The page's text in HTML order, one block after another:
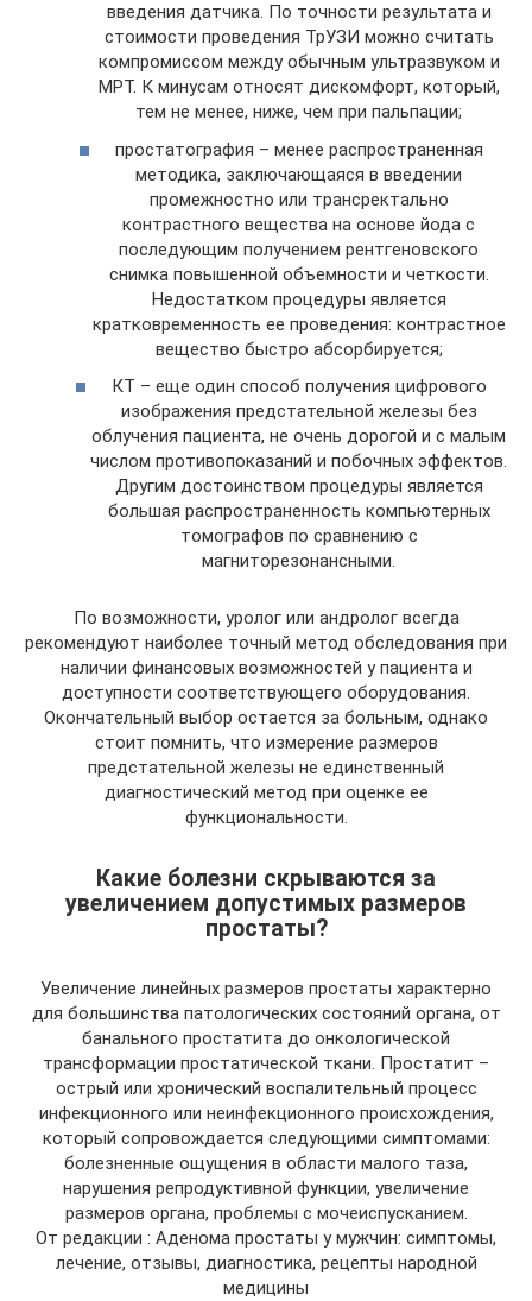
введения датчика. По точности результата и
стоимости проведения ТрУЗИ можно считать
компромиссом между обычным ультразвуком и
МРТ. К минусам относят дискомфорт, который,
тем не менее, ниже, чем при пальпации;
простатография – менее распространенная
методика, заключающаяся в введении
промежностно или трансректально
контрастного вещества на основе йода с
последующим получением рентгеновского
снимка повышенной объемности и четкости.
Недостатком процедуры является
кратковременность ее проведения: контрастное
вещество быстро абсорбируется;
КТ – еще один способ получения цифрового
изображения предстательной железы без
облучения пациента, не очень дорогой и с малым
числом противопоказаний и побочных эффектов.
Другим достоинством процедуры является
большая распространенность компьютерных
томографов по сравнению с
магниторезонансными.
По возможности, уролог или андролог всегда
рекомендуют наиболее точный метод обследования при
наличии финансовых возможностей у пациента и
доступности соответствующего оборудования.
Окончательный выбор остается за больным, однако
стоит помнить, что измерение размеров
предстательной железы не единственный
диагностический метод при оценке ее
функциональности.
Какие болезни скрываются за
увеличением допустимых размеров
простаты?
Увеличение линейных размеров простаты характерно
для большинства патологических состояний органа, от
банального простатита до онкологической
трансформации простатической ткани. Простатит –
острый или хронический воспалительный процесс
инфекционного или неинфекционного происхождения,
который сопровождается следующими симптомами:
болезненные ощущения в области малого таза,
нарушения репродуктивной функции, увеличение
размеров органа, проблемы с мочеиспусканием.
От редакции : Аденома простаты у мужчин: симптомы,
лечение, отзывы, диагностика, рецепты народной
медицины